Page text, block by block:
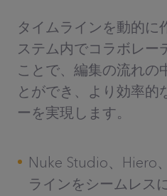
タイムラインを動的に
ステム内でコラボレー
ことで、編集の流れの
とができ、より効率的
ーを実現します。
Nuke Studio、Hiero
ラインをシームレス